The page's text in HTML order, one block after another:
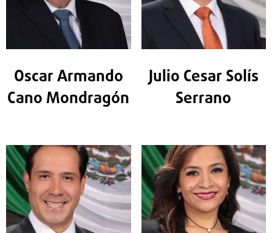
Oscar Armando
Cano Mondragón
Julio Cesar Solís
Serrano